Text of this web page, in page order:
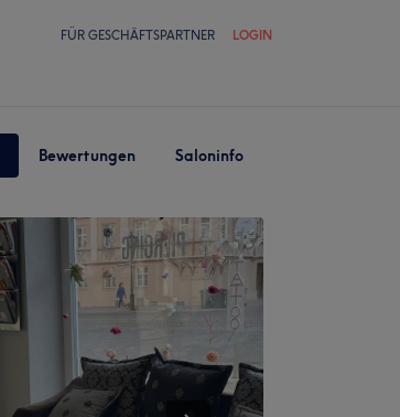
FÜR GESCHÄFTSPARTNER LOGIN
Bewertungen Saloninfo